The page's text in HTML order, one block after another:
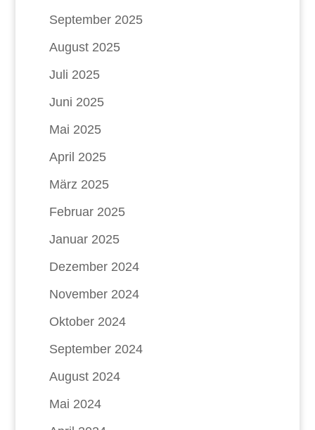
September 2025
August 2025
Juli 2025
Juni 2025
Mai 2025
April 2025
März 2025
Februar 2025
Januar 2025
Dezember 2024
November 2024
Oktober 2024
September 2024
August 2024
Mai 2024